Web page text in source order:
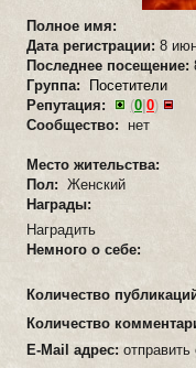
Полное имя:
Дата регистрации: 8
Последнее посещение:
Группа:
Посетители
Репутация:
(0 0)
Сообщество: нет
Место жительства:
Пол: Женский
Награды:
Наградить
Немного о себе:
Количество
Количество
E-Mail адрес: